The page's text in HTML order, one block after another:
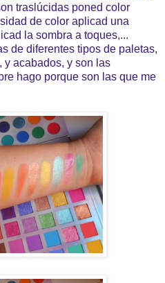
traslúcidas poned color
de color aplicad una
la sombra a toques,...
de diferentes tipos de paletas,
y acabados, y son las
hago porque son las que me